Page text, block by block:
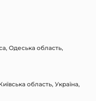
Одеська область,
область, Україна,